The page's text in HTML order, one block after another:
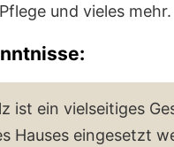
und vieles mehr.
ist ein vielseitiges
Hauses eingesetzt